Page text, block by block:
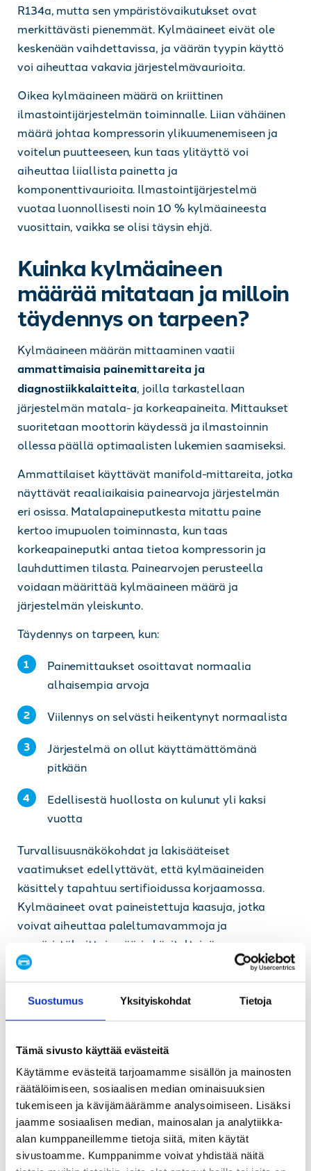
Suostumus Yksityiskohdat Tietoja
Tämä sivusto käyttää evästeitä
Käytämme evästeitä tarjoamamme sisällön ja mainosten
räätälöimiseen, sosiaalisen median ominaisuuksien
tukemiseen ja kävijämäärämme analysoimiseen. Lisäksi
jaamme sosiaalisen median, mainosalan ja analytiikka-
alan kumppaneillemme tietoja siitä, miten käytät
sivustoamme. Kumppanimme voivat yhdistää näitä
R134a, mutta sen ympäristövaikutukset ovat
merkittävästi pienemmät. Kylmäaineet eivät ole
keskenään vaihdettavissa, ja väärän tyypin käyttö
voi aiheuttaa vakavia järjestelmävaurioita.
Oikea kylmäaineen määrä on kriittinen
ilmastointijärjestelmän toiminnalle. Liian vähäinen
määrä johtaa kompressorin ylikuumenemiseen ja
voitelun puutteeseen, kun taas ylitäyttö voi
aiheuttaa liiallista painetta ja
komponenttivaurioita. Ilmastointijärjestelmä
vuotaa luonnollisesti noin 10 % kylmäaineesta
vuosittain, vaikka se olisi täysin ehjä.
Kuinka kylmäaineen
määrää mitataan ja milloin
täydennys on tarpeen?
Kylmäaineen määrän mittaaminen vaatii
ammattimaisia painemittareita ja
diagnostiikkalaitteita, joilla tarkastellaan
järjestelmän matala- ja korkeapaineita. Mittaukset
suoritetaan moottorin käydessä ja ilmastoinnin
ollessa päällä optimaalisten lukemien saamiseksi.
Ammattilaiset käyttävät manifold-mittareita, jotka
näyttävät reaaliaikaisia painearvoja järjestelmän
eri osissa. Matalapaineputkesta mitattu paine
kertoo imupuolen toiminnasta, kun taas
korkeapaineputki antaa tietoa kompressorin ja
lauhduttimen tilasta. Painearvojen perusteella
voidaan määrittää kylmäaineen määrä ja
järjestelmän yleiskunto.
Täydennys on tarpeen, kun:
Painemittaukset osoittavat normaalia
alhaisempia arvoja
Viilennys on selvästi heikentynyt normaalista
Järjestelmä on ollut käyttämättömänä
pitkään
Edellisestä huollosta on kulunut yli kaksi
vuotta
Turvallisuusnäkökohdat ja lakisääteiset
vaatimukset edellyttävät, että kylmäaineiden
käsittely tapahtuu sertifioidussa korjaamossa.
Kylmäaineet ovat paineistettuja kaasuja, jotka
voivat aiheuttaa paleltumavammoja ja
ympäristöhaittoja väärin käsiteltyinä.
Miksi kylmäaineen
omatoiminen
riskialtista?
Omatoiminen kylmäaineen täydentäminen sisältää
merkittäviä riskejä, joistaylitäyttöon yksi
vaarallisimmista. Liian suuri kylmäaineen määrä
aiheuttaa liiallista painetta järjestelmässä, mikä
voi johtaa kompressorin rikkoutumiseen tai